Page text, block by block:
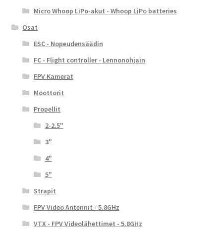
Micro Whoop LiPo-akut - Whoop LiPo batteries
Osat
ESC - Nopeudensäädin
FC - Flight controller - Lennonohjain
FPV Kamerat
Moottorit
Propellit
2-2.5"
3"
4"
5"
Strapit
FPV Video Antennit - 5.8GHz
VTX - FPV Videolähettimet - 5.8GHz